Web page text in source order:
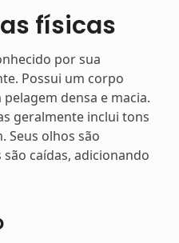
físicas
por sua
Possui um corpo
densa e macia.
geralmente inclui tons
Seus olhos são
caídas, adicionando